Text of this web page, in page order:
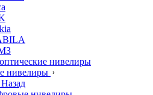
нивелиры
нивелиры
Назад